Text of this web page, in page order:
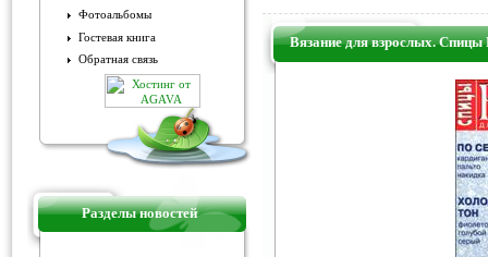
Фотоальбомы
Гостевая книга
Обратная связь
Разделы новостей
Вязание для взрослых. Спицы